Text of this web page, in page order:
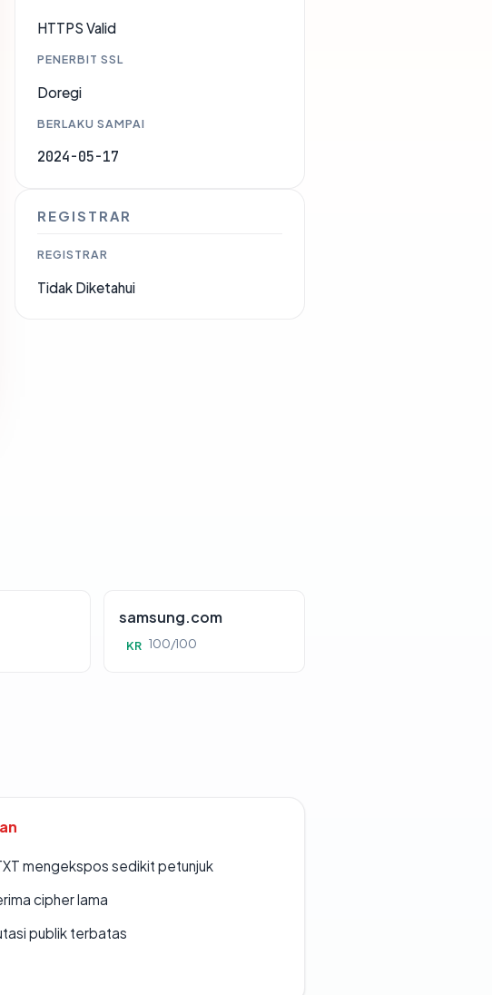
HTTPS Valid
PENERBIT SSL
Doregi
BERLAKU SAMPAI
2024-05-17
REGISTRAR
REGISTRAR
Tidak Diketahui
samsung.com
KR 100/100
mengekspos sedikit petunjuk
cipher lama
publik terbatas